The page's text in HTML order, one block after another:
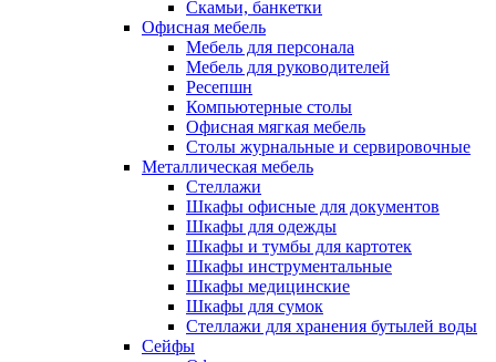
Скамьи, банкетки
Офисная мебель
Мебель для персонала
Мебель для руководителей
Ресепшн
Компьютерные столы
Офисная мягкая мебель
Столы журнальные и сервировочные
Металлическая мебель
Стеллажи
Шкафы офисные для документов
Шкафы для одежды
Шкафы и тумбы для картотек
Шкафы инструментальные
Шкафы медицинские
Шкафы для сумок
Стеллажи для хранения бутылей воды
Сейфы